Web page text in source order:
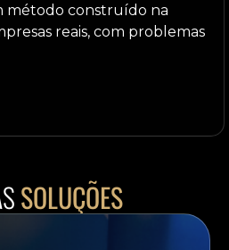
método construído na
reais, com problemas
SOLUÇÕES